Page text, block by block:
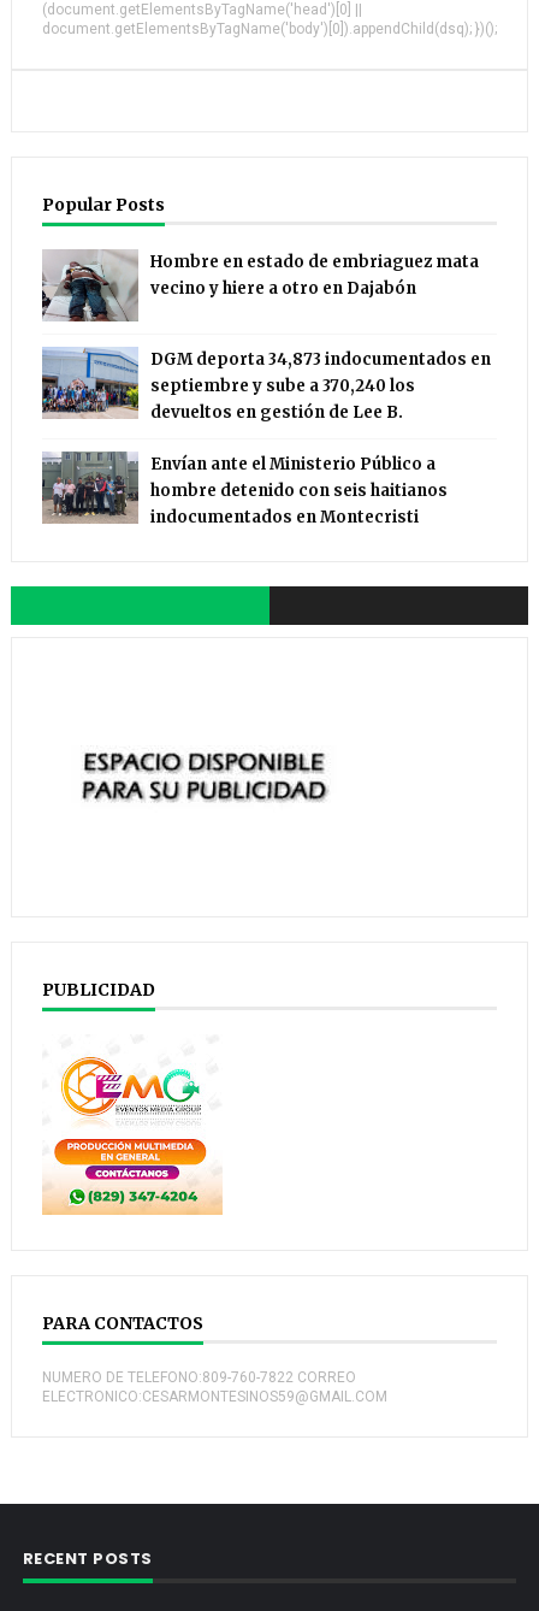
(document.getElementsByTagName('head')[0] ||
document.getElementsByTagName('body')[0]).appendChild(dsq); })();
Popular Posts
Hombre en estado de embriaguez mata
vecino y hiere a otro en Dajabón
DGM deporta 34,873 indocumentados en
septiembre y sube a 370,240 los
devueltos en gestión de Lee B.
Envían ante el Ministerio Público a
hombre detenido con seis haitianos
indocumentados en Montecristi
PUBLICIDAD
PARA CONTACTOS
NUMERO DE TELEFONO:809-760-7822 CORREO
ELECTRONICO:CESARMONTESINOS59@GMAIL.COM
RECENT POSTS